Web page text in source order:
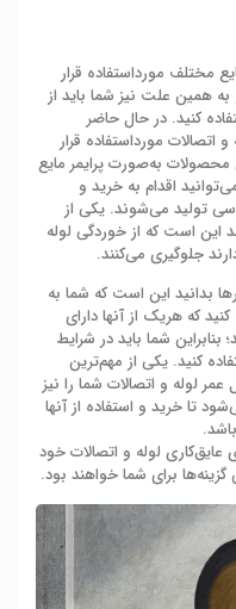
مختلف مورداستفاده قرار
همین علت نیز شما باید از
کنید. در حال حاضر
مورداستفاده قرار
محصولات به‌صورت پرایمر مایع
اقدام به خرید و
تولید می‌شوند. یکی از
این است که از خوردگی لوله
جلوگیری می‌کنند.
بدانید این است که شما به
که هریک از آنها دارای
شما باید در شرایط
کنید. یکی از مهم‌ترین
لوله و اتصالات شما را نیز
تا خرید و استفاده از آنها
لوله و اتصالات خود
گزینه‌ها برای شما خواهند بود.